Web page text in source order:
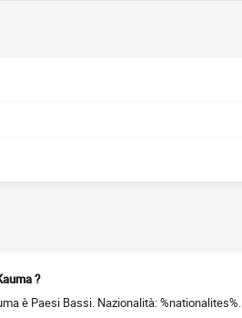
?
è Paesi Bassi. Nazionalità: %nationalites%.